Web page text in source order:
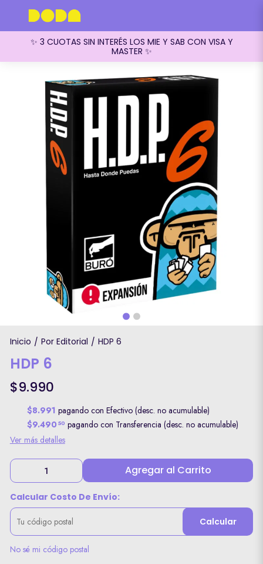
✨ 3 CUOTAS SIN INTERÉS LOS MIE Y SAB CON VISA Y
MASTER ✨
Inicio / Por Editorial / HDP 6
HDP 6
$9.990
$8.991 pagando con Efectivo (desc. no acumulable)
$9.490 50 pagando con Transferencia (desc. no acumulable)
Ver más detalles
Agregar al Carrito
Calcular Costo De Envío:
Calcular
No sé mi código postal